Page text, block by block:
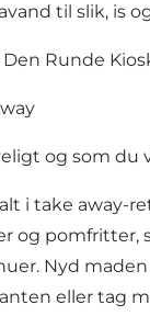
til slik, is
Runde
og som du
i take away-
og pomfritter,
Nyd maden
eller tag